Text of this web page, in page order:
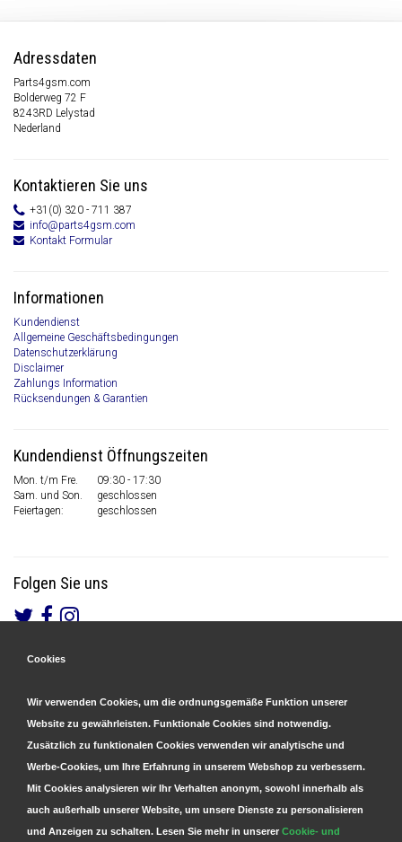
Adressdaten
Parts4gsm.com
Bolderweg 72 F
8243RD Lelystad
Nederland
Kontaktieren Sie uns
+31(0) 320 - 711 387
info@parts4gsm.com
Kontakt Formular
Informationen
Kundendienst
Allgemeine Geschäftsbedingungen
Datenschutzerklärung
Disclaimer
Zahlungs Information
Rücksendungen & Garantien
Kundendienst Öffnungszeiten
Mon. t/m Fre.
09:30 - 17:30
Sam. und Son.
geschlossen
Feiertagen:
geschlossen
Folgen Sie uns
Cookies
Wir verwenden Cookies, um die ordnungsgemäße Funktion unserer
Website zu gewährleisten. Funktionale Cookies sind notwendig.
Zusätzlich zu funktionalen Cookies verwenden wir analytische und
Werbe-Cookies, um Ihre Erfahrung in unserem Webshop zu verbessern.
Mit Cookies analysieren wir Ihr Verhalten anonym, sowohl innerhalb als
auch außerhalb unserer Website, um unsere Dienste zu personalisieren
und Anzeigen zu schalten. Lesen Sie mehr in unserer Cookie- und